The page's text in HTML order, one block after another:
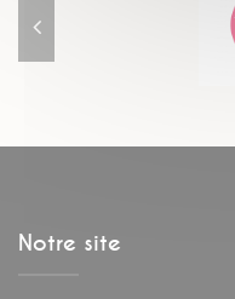
Notre site